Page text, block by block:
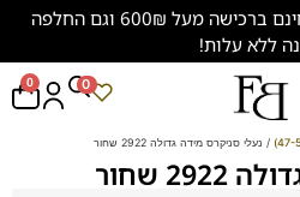
משתלם להתחדש: משלוח חינם ברכישה מעל 600₪ וגם החלפה
ללא עלות!
0 0
/ נעלי סניקרס מידה גדולה 2922 שחור
שחור